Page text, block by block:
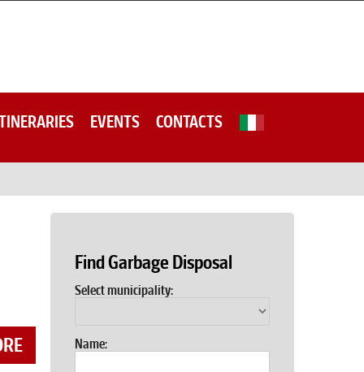
EVENTS CONTACTS
Find Garbage Disposal
Select municipality:
Name: